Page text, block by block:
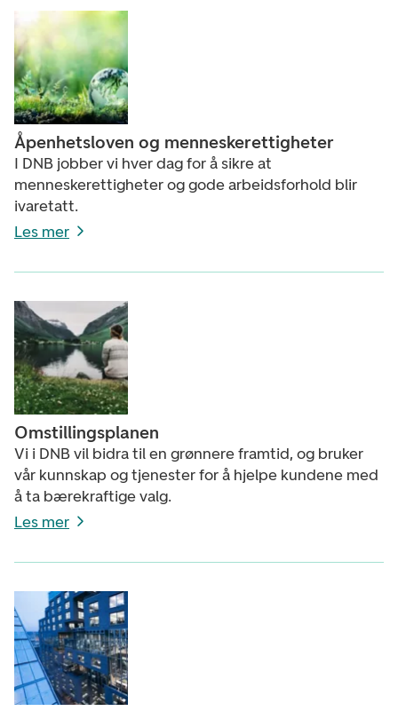
Åpenhetsloven og menneskerettigheter
I DNB jobber vi hver dag for å sikre at
menneskerettigheter og gode arbeidsforhold blir
ivaretatt.
Les mer
Omstillingsplanen
Vi i DNB vil bidra til en grønnere framtid, og bruker
vår kunnskap og tjenester for å hjelpe kundene med
å ta bærekraftige valg.
Les mer